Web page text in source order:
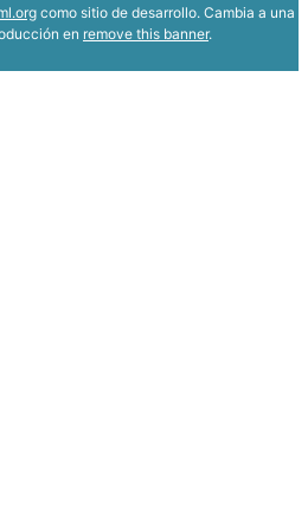
como sitio de desarrollo. Cambia a una
en remove this banner.